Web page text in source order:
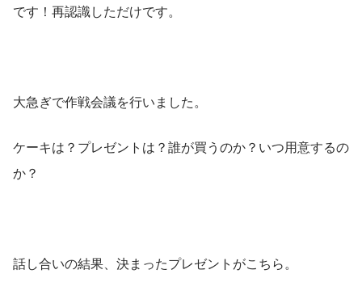
です！再認識しただけです。
大急ぎで作戦会議を行いました。
ケーキは？プレゼントは？誰が買うのか？いつ用意するの
か？
話し合いの結果、決まったプレゼントがこちら。